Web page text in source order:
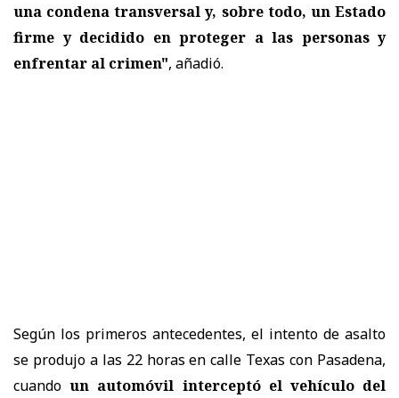
una condena transversal y, sobre todo, un Estado
firme y decidido en proteger a las personas y
enfrentar al crimen", añadió.
Según los primeros antecedentes, el intento de asalto
se produjo a las 22 horas en calle Texas con Pasadena,
cuandoun automóvil interceptó el vehículo del